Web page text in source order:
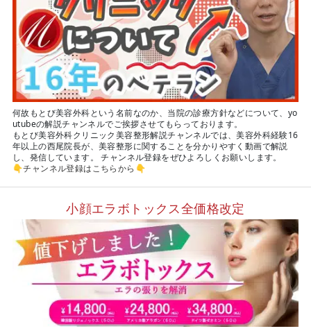
何故もとび美容外科という名前なのか、当院の診療方針などについて、yo
utubeの解説チャンネルでご挨拶させてもらっております。
もとび美容外科クリニック美容整形解説チャンネルでは、美容外科経験16
年以上の西尾院長が、美容整形に関することを分かりやすく動画で解説
し、発信しています。 チャンネル登録をぜひよろしくお願いします。
👇チャンネル登録はこちらから 👇
小顔エラボトックス全価格改定